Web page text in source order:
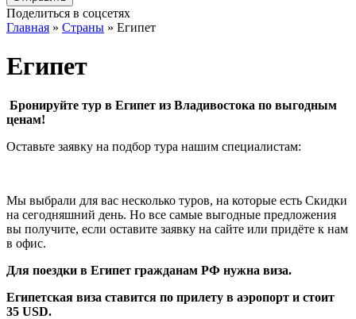
Поделиться в соцсетях
Главная » Страны » Египет
Египет
Бронируйте тур в Египет из Владивостока по выгодным
ценам!
Оставьте заявку на подбор тура нашим специалистам:
Мы выбрали для вас несколько туров, на которые есть Скидки
на сегодняшний день. Но все самые выгодные предложения
вы получите, если оставите заявку на сайте или придёте к нам
в офис.
Для поездки в Египет гражданам РФ нужна виза.
Египетская виза ставится по прилету в аэропорт и стоит
35 USD.